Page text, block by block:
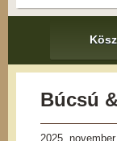
Búcsú
2025.